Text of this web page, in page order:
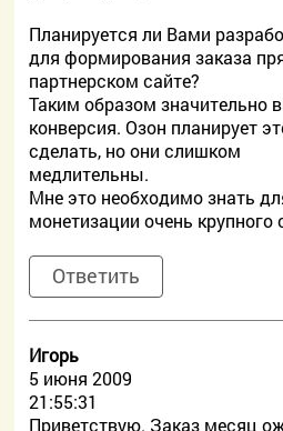
Планируется ли Вами
для формирования заказа
партнерском сайте?
Таким образом значительно
конверсия. Озон планирует
сделать, но они слишком
медлительны.
Мне это необходимо знать
монетизации очень крупного
Ответить
Игорь
5 июня 2009
21:55:31
Приветствую. Заказ месяц